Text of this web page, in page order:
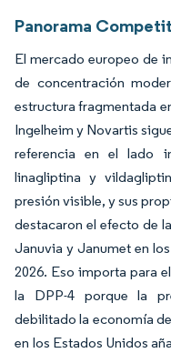
Panorama
El mercado europeo de
de concentración
estructura fragmentada
Ingelheim y Novartis
referencia en el lado
linagliptina y
presión visible, y sus
destacaron el efecto de
Januvia y Janumet en
2026. Eso importa para
la DPP-4 porque la
debilitado la economía
en los Estados Unidos